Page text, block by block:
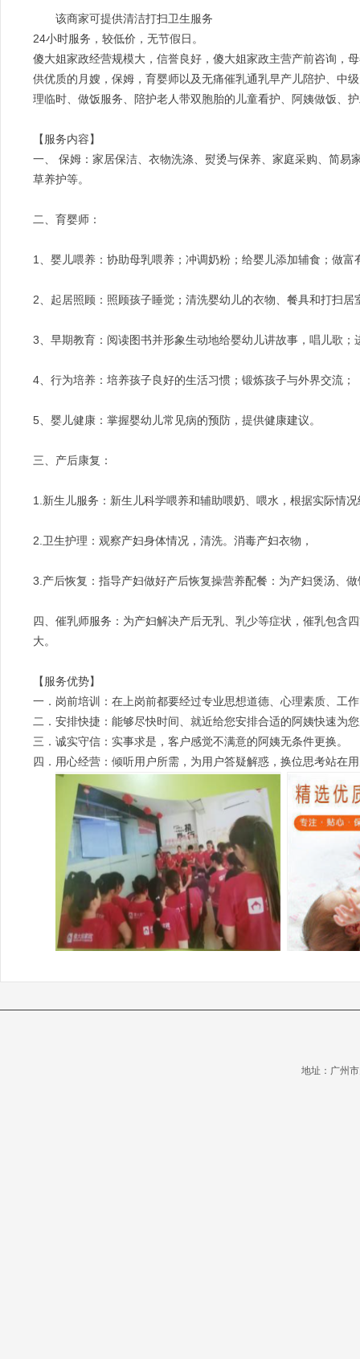
该商家可提供清洁打扫卫生服务
24小时服务，较低价，无节假日。
傻大姐家政经营规模大，信誉良好，傻大姐家政主营产前咨询，
供优质的月嫂，保姆，育婴师以及无痛催乳通乳早产儿陪护、中
理临时、做饭服务、陪护老人带双胞胎的儿童看护、阿姨做饭、
【服务内容】
一、 保姆：家居保洁、衣物洗涤、熨烫与保养、家庭采购、简
草养护等。
二、育婴师：
1、婴儿喂养：协助母乳喂养；冲调奶粉；给婴儿添加辅食；做富
2、起居照顾：照顾孩子睡觉；清洗婴幼儿的衣物、餐具和打扫居
3、早期教育：阅读图书并形象生动地给婴幼儿讲故事，唱儿歌；
4、行为培养：培养孩子良好的生活习惯；锻炼孩子与外界交流；
5、婴儿健康：掌握婴幼儿常见病的预防，提供健康建议。
三、产后康复：
1.新生儿服务：新生儿科学喂养和辅助喂奶、喂水，根据实际情
2.卫生护理：观察产妇身体情况，清洗。消毒产妇衣物，
3.产后恢复：指导产妇做好产后恢复操营养配餐：为产妇煲汤、
四、催乳师服务：为产妇解决产后无乳、乳少等症状，催乳包含
大。
【服务优势】
一．岗前培训：在上岗前都要经过专业思想道德、心理素质、工
二．安排快捷：能够尽快时间、就近给您安排合适的阿姨快速为
三．诚实守信：实事求是，客户感觉不满意的阿姨无条件更换。
四．用心经营：倾听用户所需，为用户答疑解惑，换位思考站在
地址：广州